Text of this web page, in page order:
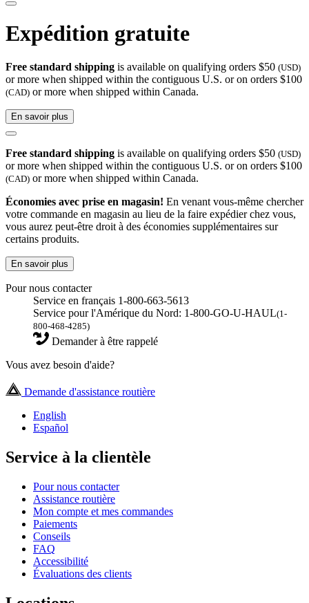
Expédition gratuite
Free standard shipping is available on qualifying orders $50 (USD)
or more when shipped within the contiguous U.S. or on orders $100
(CAD) or more when shipped within Canada.
En savoir plus
Free standard shipping is available on qualifying orders $50 (USD)
or more when shipped within the contiguous U.S. or on orders $100
(CAD) or more when shipped within Canada.
Économies avec prise en magasin! En venant vous-même chercher
votre commande en magasin au lieu de la faire expédier chez vous,
vous aurez peut-être droit à des économies supplémentaires sur
certains produits.
En savoir plus
Pour nous contacter
Service en français 1-800-663-5613
Service pour l'Amérique du Nord: 1-800-GO-U-HAUL(1-
800-468-4285)
Demander à être rappelé
Vous avez besoin d'aide?
Demande d'assistance routière
English
Español
Service à la clientèle
Pour nous contacter
Assistance routière
Mon compte et mes commandes
Paiements
Conseils
FAQ
Accessibilité
Évaluations des clients